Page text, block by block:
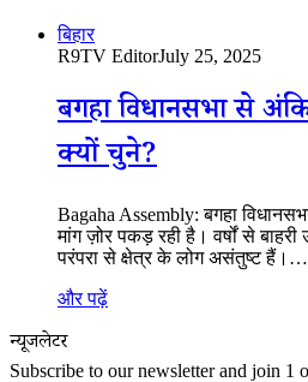
बिहार
R9TV EditorJuly 25, 2025
बगहा विधानसभा से
क्यों चुने?
Bagaha Assembly: बगहा
मांग ज़ोर पकड़ रही है। वर्षों से
परंपरा से क्षेत्र के लोग असंतुष्ट हैं।…
और पढ़ें
न्यूजलेटर
Subscribe to our newsletter and join 1